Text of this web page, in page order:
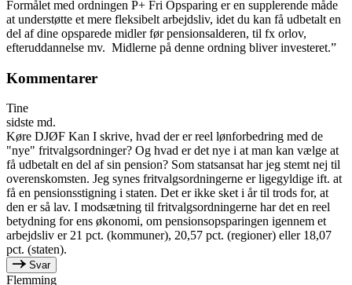
Formålet med ordningen P+ Fri Opsparing er en supplerende måde
at understøtte et mere fleksibelt arbejdsliv, idet du kan få udbetalt en
del af dine opsparede midler før pensionsalderen, til fx orlov,
efteruddannelse mv. Midlerne på denne ordning bliver investeret.”
Kommentarer
Tine
sidste md.
Køre DJØF Kan I skrive, hvad der er reel lønforbedring med de
"nye" fritvalgsordninger? Og hvad er det nye i at man kan vælge at
få udbetalt en del af sin pension? Som statsansat har jeg stemt nej til
overenskomsten. Jeg synes fritvalgsordningerne er ligegyldige ift. at
få en pensionsstigning i staten. Det er ikke sket i år til trods for, at
den er så lav. I modsætning til fritvalgsordningerne har det en reel
betydning for ens økonomi, om pensionsopsparingen igennem et
arbejdsliv er 21 pct. (kommuner), 20,57 pct. (regioner) eller 18,07
pct. (staten).
Svar
Flemming